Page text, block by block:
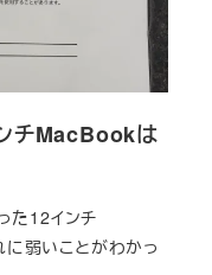
チMacBookは
た12インチ
に弱いことがわかっ